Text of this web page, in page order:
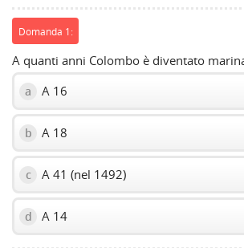
Domanda 1:
A quanti anni Colombo è diventato
a A 16
b A 18
c A 41 (nel 1492)
d A 14